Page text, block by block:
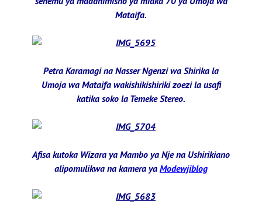
Mataifa.
Petra Karamagi na Nasser Ngenzi wa Shirika la
Umoja wa Mataifa wakishikishiriki zoezi la usafi
katika soko la Temeke Stereo.
Afisa kutoka Wizara ya Mambo ya Nje na Ushirikiano
alipomulikwa na kamera ya Modewjiblog